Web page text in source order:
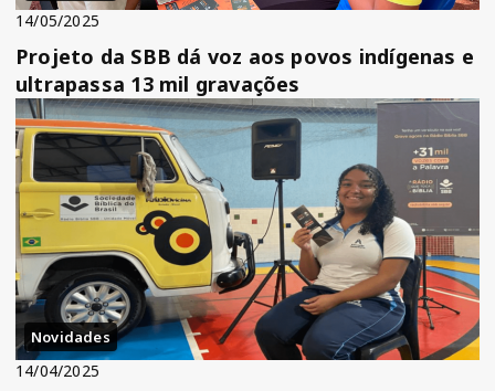
14/05/2025
Projeto da SBB dá voz aos povos indígenas e
ultrapassa 13 mil gravações
Novidades
14/04/2025